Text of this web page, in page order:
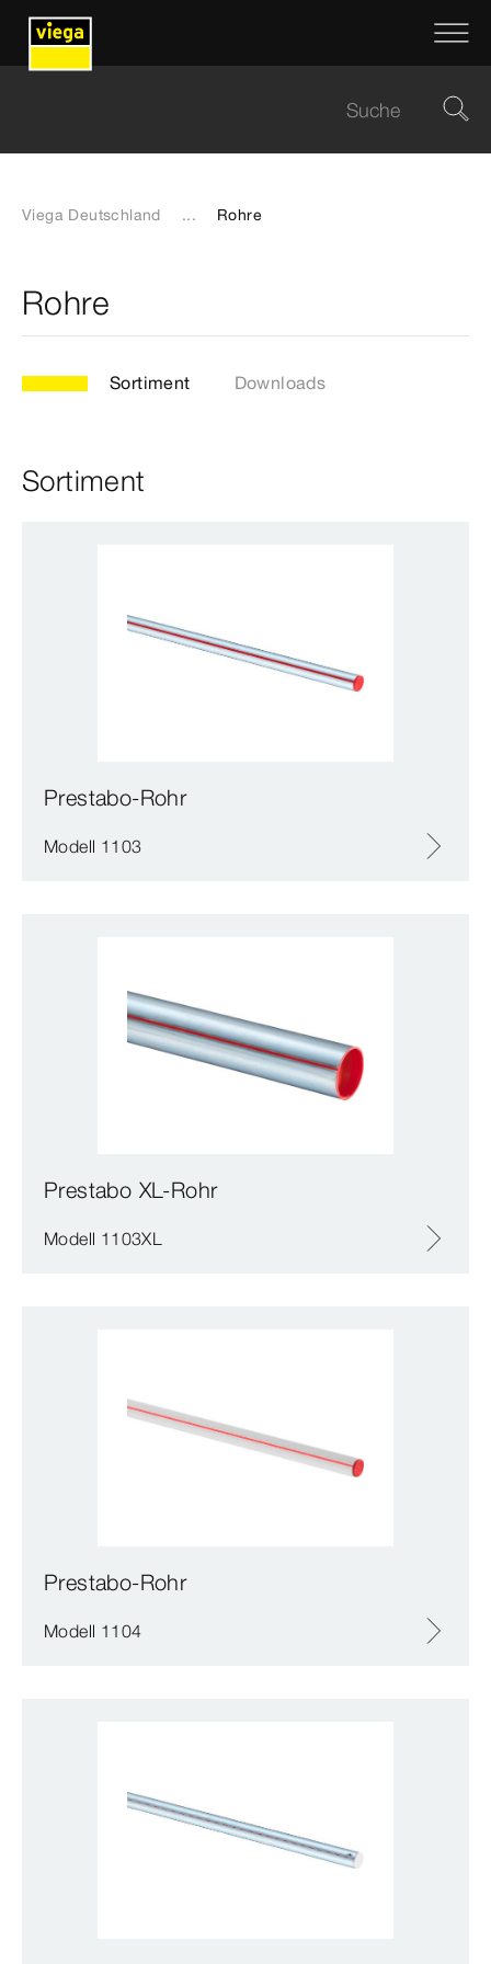
Viega Deutschland ... Rohre
Rohre
Sortiment Downloads
Sortiment
Prestabo-Rohr
Modell 1103
Prestabo XL-Rohr
Modell 1103XL
Prestabo-Rohr
Modell 1104